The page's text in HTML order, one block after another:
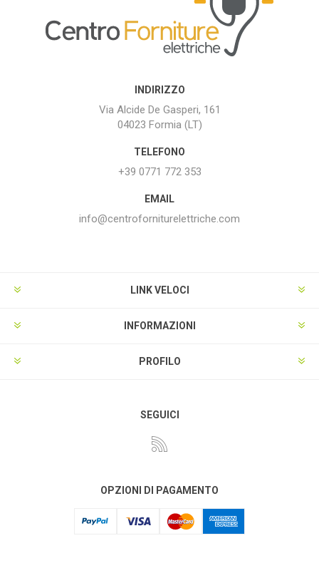
INDIRIZZO
Via Alcide De Gasperi, 161
04023 Formia (LT)
TELEFONO
+39 0771 772 353
EMAIL
info@centroforniturelettriche.com
LINK VELOCI
INFORMAZIONI
PROFILO
SEGUICI
OPZIONI DI PAGAMENTO